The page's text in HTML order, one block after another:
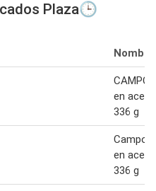
Plaza🕒
Nombre
en
336 g
en
336 g